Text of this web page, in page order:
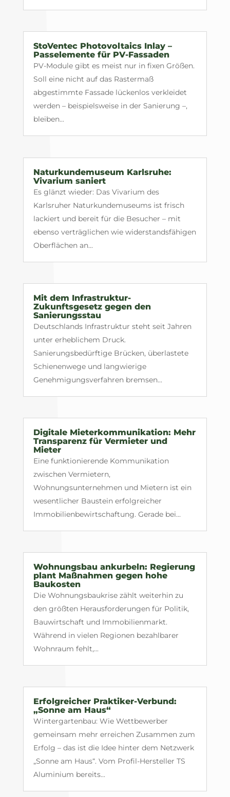
StoVentec Photovoltaics Inlay –
Passelemente für PV-Fassaden
PV-Module gibt es meist nur in fixen Größen.
Soll eine nicht auf das Rastermaß
abgestimmte Fassade lückenlos verkleidet
werden – beispielsweise in der Sanierung –,
bleiben...
Naturkundemuseum Karlsruhe:
Vivarium saniert
Es glänzt wieder: Das Vivarium des
Karlsruher Naturkundemuseums ist frisch
lackiert und bereit für die Besucher – mit
ebenso verträglichen wie widerstandsfähigen
Oberflächen an...
Mit dem Infrastruktur-
Zukunftsgesetz gegen den
Sanierungsstau
Deutschlands Infrastruktur steht seit Jahren
unter erheblichem Druck.
Sanierungsbedürftige Brücken, überlastete
Schienenwege und langwierige
Genehmigungsverfahren bremsen...
Digitale Mieterkommunikation: Mehr
Transparenz für Vermieter und
Mieter
Eine funktionierende Kommunikation
zwischen Vermietern,
Wohnungsunternehmen und Mietern ist ein
wesentlicher Baustein erfolgreicher
Immobilienbewirtschaftung. Gerade bei...
Wohnungsbau ankurbeln: Regierung
plant Maßnahmen gegen hohe
Baukosten
Die Wohnungsbaukrise zählt weiterhin zu
den größten Herausforderungen für Politik,
Bauwirtschaft und Immobilienmarkt.
Während in vielen Regionen bezahlbarer
Wohnraum fehlt,...
Erfolgreicher Praktiker-Verbund:
„Sonne am Haus“
Wintergartenbau: Wie Wettbewerber
gemeinsam mehr erreichen Zusammen zum
Erfolg – das ist die Idee hinter dem Netzwerk
„Sonne am Haus“. Vom Profil-Hersteller TS
Aluminium bereits...